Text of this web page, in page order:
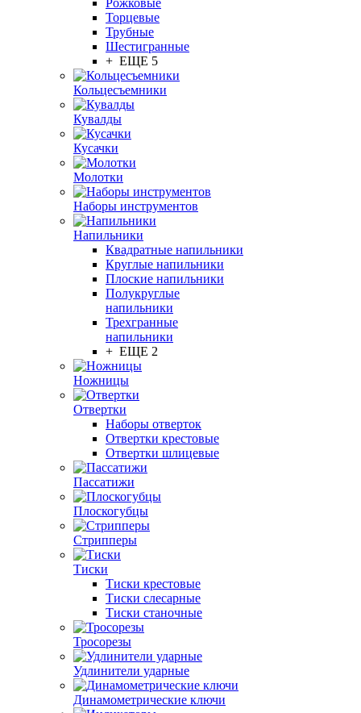
Рожковые
Торцевые
Трубные
Шестигранные
+ ЕЩЕ 5
Кольцесъемники
Кувалды
Кусачки
Молотки
Наборы инструментов
Напильники
Квадратные напильники
Круглые напильники
Плоские напильники
Полукруглые
напильники
Трехгранные
напильники
+ ЕЩЕ 2
Ножницы
Отвертки
Наборы отверток
Отвертки крестовые
Отвертки шлицевые
Пассатижи
Плоскогубцы
Стрипперы
Тиски
Тиски крестовые
Тиски слесарные
Тиски станочные
Тросорезы
Удлинители ударные
Динамометрические ключи